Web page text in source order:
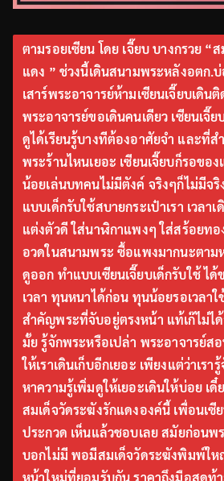
ตามรอยเซียน โดย เจี๊ยบ บางกรวย “
แดง ” ช่วงนี้เดินสนามพระหลังอตก.
เสาร์พระอาจารย์ห้ามเซียนเจี๊ยบเดิน
พระอาจารย์ขอเดินคนเดียว เซียนเจี๊ย
ดูได้เรียนรู้บางทีต้องอาศัยจำ และที่
พระร้านไหนเยอะ เซียนเจี๊ยบก็รอขอ
น้อยเล่นบทคนไม่มีตังค์ จริงๆก็ไม่มีจ
แบบเด็กรับใช้สบายกระเป๋าเรา เวลา
แต่งตัวดี ใส่นาฬิกาแพงๆ ใส่สร้อยทอ
อวดในสนามพระ ซื้อแพงมากนะตาม
ดูออก ทำแบบเซียนเจี๊ยบเด็กรับใช้ ได้
เวลา ทุนหนาได้ก่อน ทุนน้อยรอเวลา
สำคัญพระที่จับอยู่ตรงหน้า แท้เก๊ไม่ไ
มั้ย รู้จักพระหรือเปล่า พระอาจารย์ส
ให้เราเดินเก็บอีกเยอะ เพียงแต่ว่าเร
หาความรู้เพิ่มดูให้เยอะเดินให้บ่อย เ
สมเด็จวัดระฆังรักแดงองค์นี้ เพื่อนเซี
ประกวด เห็นแล้วชอบเลย สมัยก่อนพ
บอกไม่มี พอมีสมเด็จวัดระฆังพิมพ์ให
หน้าใหม่ที่ยอมรับกัน ราคาถึงมือสุดท้